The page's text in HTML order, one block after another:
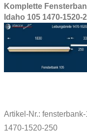
Komplette
Idaho 105 1470-1520-
Artikel-Nr.:
1470-1520-250